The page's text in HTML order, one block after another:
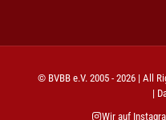
© BVBB e.V. 2005 - 2026 | All
|
Wir auf